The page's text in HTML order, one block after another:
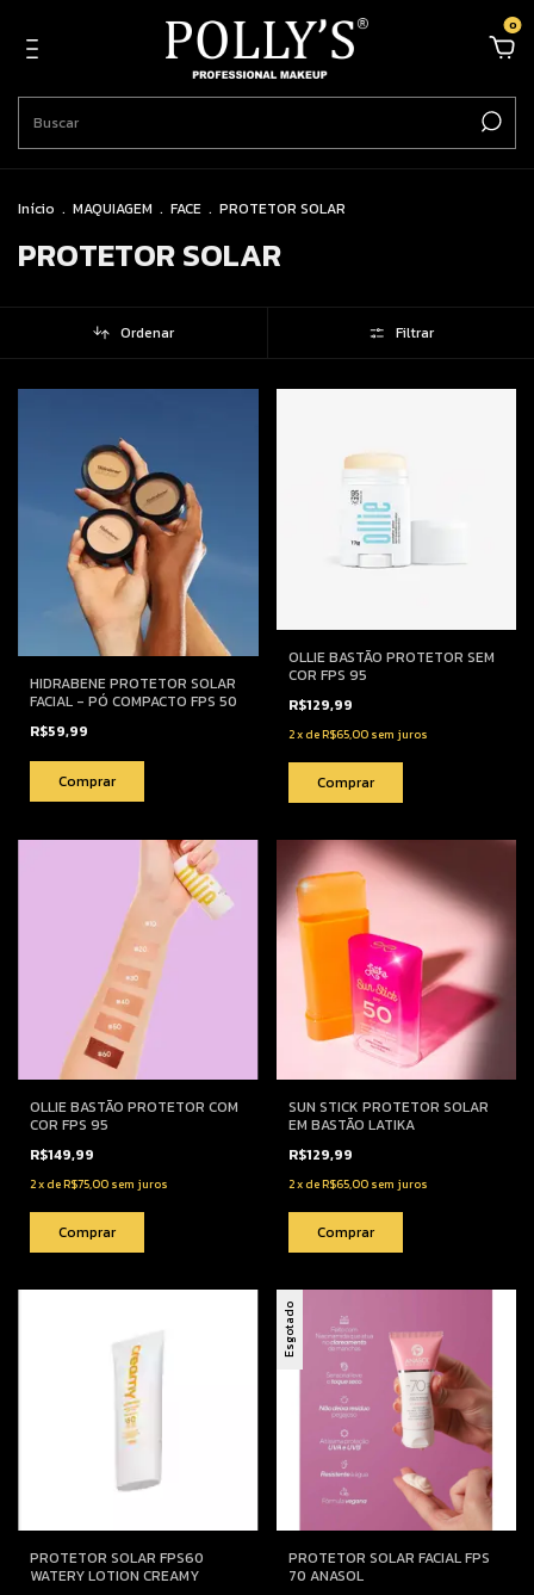
0
Início . MAQUIAGEM . FACE . PROTETOR SOLAR
PROTETOR SOLAR
Ordenar Filtrar
HIDRABENE PROTETOR SOLAR
FACIAL - PÓ COMPACTO FPS 50
R$59,99
Comprar
OLLIE BASTÃO PROTETOR SEM
COR FPS 95
R$129,99
2xdeR$65,00 sem juros
OLLIE BASTÃO PROTETOR COM
COR FPS 95
R$149,99
2xdeR$75,00 sem juros
Comprar
SUN STICK PROTETOR SOLAR
EM BASTÃO LATIKA
R$129,99
2xdeR$65,00 sem juros
PROTETOR SOLAR FPS60
WATERY LOTION CREAMY
Esgotado
PROTETOR SOLAR FACIAL FPS
70 ANASOL